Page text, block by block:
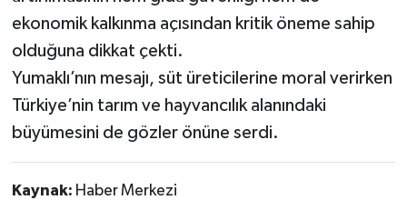
ekonomik kalkınma açısından kritik öneme sahip
olduğuna dikkat çekti.
Yumaklı’nın mesajı, süt üreticilerine moral verirken
Türkiye’nin tarım ve hayvancılık alanındaki
büyümesini de gözler önüne serdi.
Kaynak: Haber Merkezi